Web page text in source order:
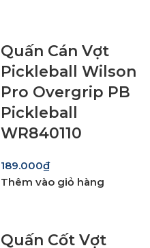
Quấn Cán Vợt
Pickleball Wilson
Pro Overgrip PB
Pickleball
WR840110
189.000₫
Thêm vào giỏ hàng
Quấn Cốt Vợt